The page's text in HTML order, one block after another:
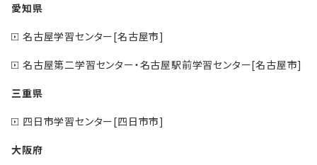
愛知県
名古屋学習センター[名古屋市]
名古屋第二学習センター・名古屋駅前学習センター[名古屋市]
三重県
四日市学習センター[四日市市]
大阪府